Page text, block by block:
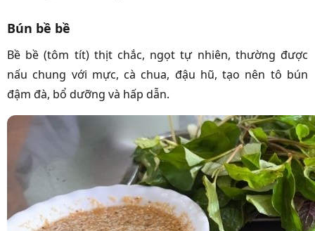
Bún bề bề
Bề bề (tôm tít) thịt chắc, ngọt tự nhiên, thường được
nấu chung với mực, cà chua, đậu hũ, tạo nên tô bún
đậm đà, bổ dưỡng và hấp dẫn.